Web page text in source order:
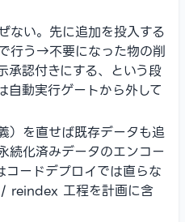
ない。先に追加を投入する
行う→不要になった物の削
承認付きにする、という段
自動実行ゲートから外して
）を直せば既存データも追
続化済みデータのエンコー
コードデプロイでは直らな
reindex 工程を計画に含